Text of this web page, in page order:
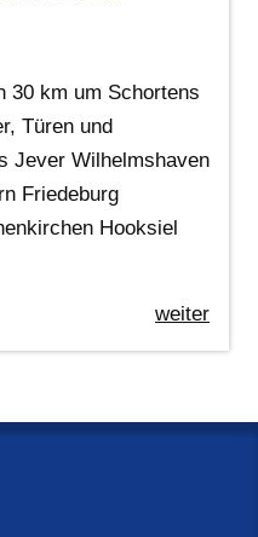
30 km um Schortens
Türen und
Jever Wilhelmshaven
Friedeburg
Hooksiel
weiter